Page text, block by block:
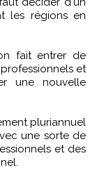
les régions en
fait entrer de
et
une nouvelle
pluriannuel
une sorte de
et des